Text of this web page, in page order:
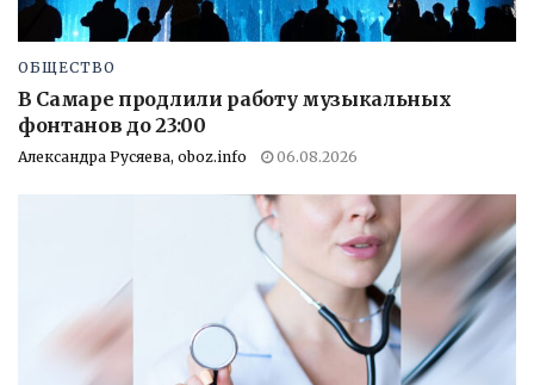
ОБЩЕСТВО
В Самаре продлили работу музыкальных
фонтанов до 23:00
Александра Русяева, oboz.info 06.08.2026